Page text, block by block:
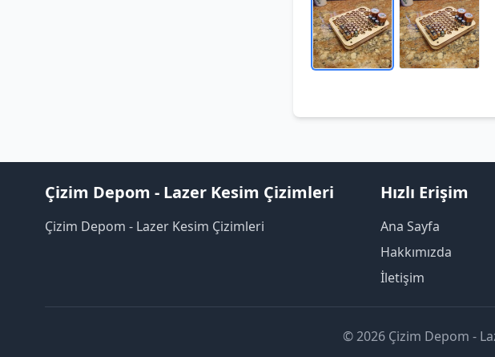
Çizim Depom - Lazer Kesim Çizimleri
Çizim Depom - Lazer Kesim Çizimleri
Hızlı Erişim
Ana Sayfa
Hakkımızda
İletişim
© 2026 Çizim Depom -